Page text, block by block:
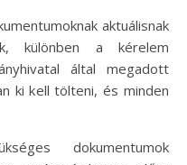
aktuálisnak
különben a kérelem
által megadott
ki kell tölteni, és minden
dokumentumok